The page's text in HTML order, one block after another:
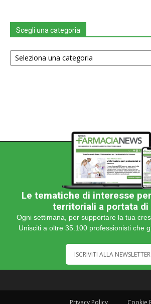
Scegli una categoria
Scegli
una
Le tematiche di interesse
territoriali a portata
Ogni settimana, per supportare la tua
Unisciti a oltre 35.100 professionisti che
ISCRIVITI ALLA NEWSLETTER
Privacy Policy Cookie